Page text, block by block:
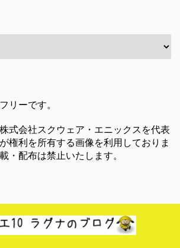
リーです。
式会社スクウェア・エニックスを代表
権利を所有する画像を利用しておりま
・配布は禁止いたします。